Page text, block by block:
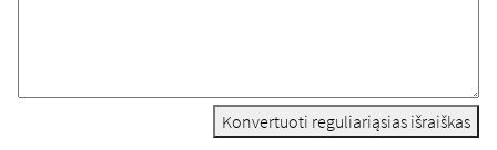
Konvertuoti reguliariąsias išraiškas